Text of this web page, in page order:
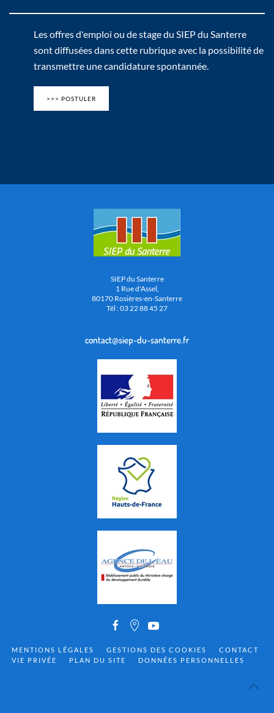
Les offres d'emploi ou de stage du SIEP du Santerre
sont diffusées dans cette rubrique avec la possibilité de
transmettre une candidature spontannée.
>>> POSTULER
SIEP du Santerre
1 Rue d'Assel,
80170 Rosières-en-Santerre
Tél : 03 22 88 45 27
MENTIONS LÉGALES GESTIONS DES COOKIES
CONTACT
VIE PRIVÉE
PLAN DU SITE DONNÉES PERSONNELLES